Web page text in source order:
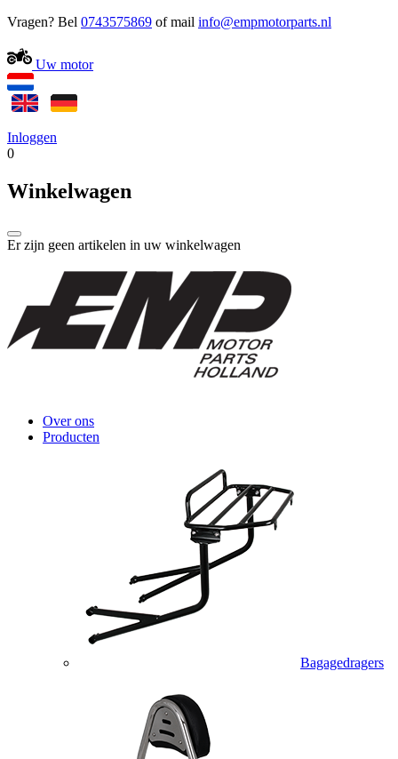
Vragen? Bel 0743575869 of mail
Uw motor
Inloggen
0
Winkelwagen
Er zijn geen artikelen in uw winkelwagen
Over ons
Producten
Bagagedragers